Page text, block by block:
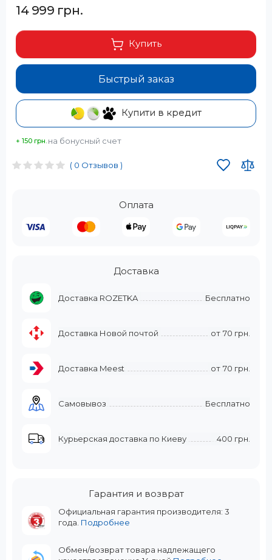
( 0 Отзывов )
Оплата
Доставка
Доставка ROZETKA Бесплатно
Доставка Новой почтой от 70 грн.
Доставка Meest от 70 грн.
Самовывоз Бесплатно
Курьерская доставка по Киеву 400 грн.
Гарантия и возврат
Официальная гарантия производителя: 3
года. Подробнее
Обмен/возврат товара надлежащего
14 999 грн.
Быстрый заказ
Купить
Купити в кредит
+ 150 грн. на бонусный счет